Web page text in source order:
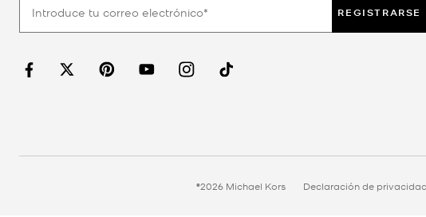
REGISTRARSE
©2026 Michael Kors Declaración de privacidad